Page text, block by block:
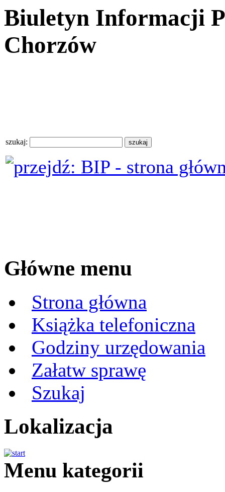
Biuletyn Informacji
Chorzów
szukaj:
Główne menu
Strona główna
Książka telefoniczna
Godziny urzędowania
Załatw sprawę
Szukaj
Lokalizacja
Menu kategorii